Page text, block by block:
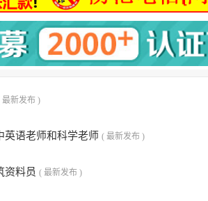
最新发布 )
英语老师和科学老师 ( 最新发布 )
资料员 ( 最新发布 )